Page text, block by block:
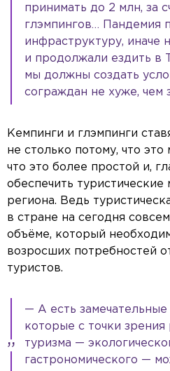
принимать до 2 млн, за
глэмпингов… Пандемия
инфраструктуру, иначе
и продолжали ездить в
мы должны создать
сограждан не хуже, чем
Кемпинги и глэмпинги
не столько потому, что
что это более простой и,
обеспечить туристические
региона. Ведь
в стране на сегодня
объёме, который
возросших потребностей
туристов.
— А есть замечательные
которые с точки зрения
туризма —
гастрономического —